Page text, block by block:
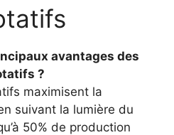
avantages des
?
maximisent la
suivant la lumière du
50% de production